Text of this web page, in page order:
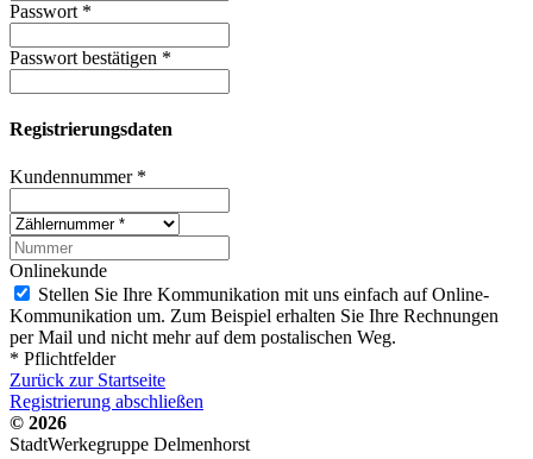
Passwort *
Passwort bestätigen *
Registrierungsdaten
Kundennummer *
Onlinekunde
Stellen Sie Ihre Kommunikation mit uns einfach auf Online-
Kommunikation um. Zum Beispiel erhalten Sie Ihre Rechnungen
per Mail und nicht mehr auf dem postalischen Weg.
* Pflichtfelder
Zurück zur Startseite
Registrierung abschließen
© 2026
StadtWerkegruppe Delmenhorst